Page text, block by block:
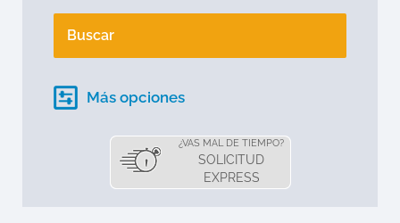
Buscar
Más opciones
¿VAS MAL DE TIEMPO?
SOLICITUD
EXPRESS